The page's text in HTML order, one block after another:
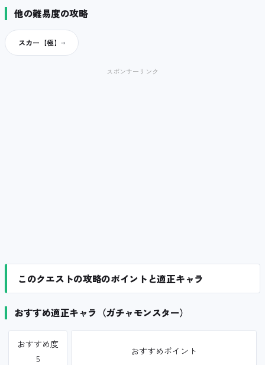
他の難易度の攻略
スカー【極】
スポンサーリンク
このクエストの攻略のポイントと適正キャラ
おすすめ適正キャラ（ガチャモンスター）
おすすめ度
5
おすすめポイント